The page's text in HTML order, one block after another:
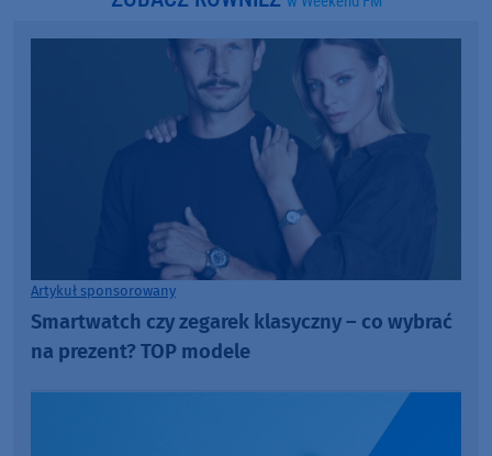
Artykuł sponsorowany
Smartwatch czy zegarek klasyczny – co wybrać
na prezent? TOP modele